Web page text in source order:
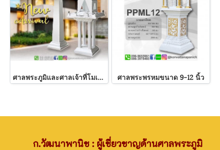
ศาลพระภูมิและศาลเจ้าที่โมเดิร์น รหัส M18 ศาลพระพรหมขนาด 9-12 นิ้ว
ก.วัฒนาพานิช : ผู้เชี่ยวชาญด้านศาลพระภูมิ